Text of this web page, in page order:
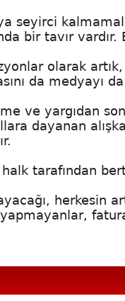
seyirci
bir tavır vardır.
olarak
da medyayı
ve yargıdan
dayanan
tarafından
herkesin
yapmayanlar,